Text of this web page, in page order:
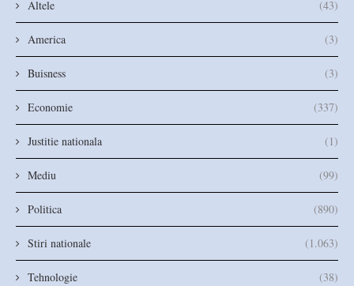
Altele (43)
America (3)
Buisness (3)
Economie (337)
Justitie nationala (1)
Mediu (99)
Politica (890)
Stiri nationale (1.063)
Tehnologie (38)